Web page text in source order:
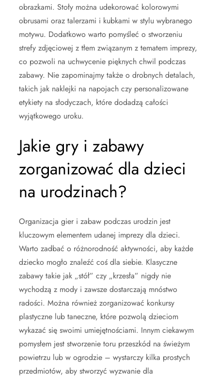
obrazkami. Stoły można udekorować kolorowymi
obrusami oraz talerzami i kubkami w stylu wybranego
motywu. Dodatkowo warto pomyśleć o stworzeniu
strefy zdjęciowej z tłem związanym z tematem imprezy,
co pozwoli na uchwycenie pięknych chwil podczas
zabawy. Nie zapominajmy także o drobnych detalach,
takich jak naklejki na napojach czy personalizowane
etykiety na słodyczach, które dodadzą całości
wyjątkowego uroku.
Jakie gry i zabawy
zorganizować dla dzieci
na urodzinach?
Organizacja gier i zabaw podczas urodzin jest
kluczowym elementem udanej imprezy dla dzieci.
Warto zadbać o różnorodność aktywności, aby każde
dziecko mogło znaleźć coś dla siebie. Klasyczne
zabawy takie jak „stół” czy „krzesła” nigdy nie
wychodzą z mody i zawsze dostarczają mnóstwo
radości. Można również zorganizować konkursy
plastyczne lub taneczne, które pozwolą dzieciom
wykazać się swoimi umiejętnościami. Innym ciekawym
pomysłem jest stworzenie toru przeszkód na świeżym
powietrzu lub w ogrodzie – wystarczy kilka prostych
przedmiotów, aby stworzyć wyzwanie dla